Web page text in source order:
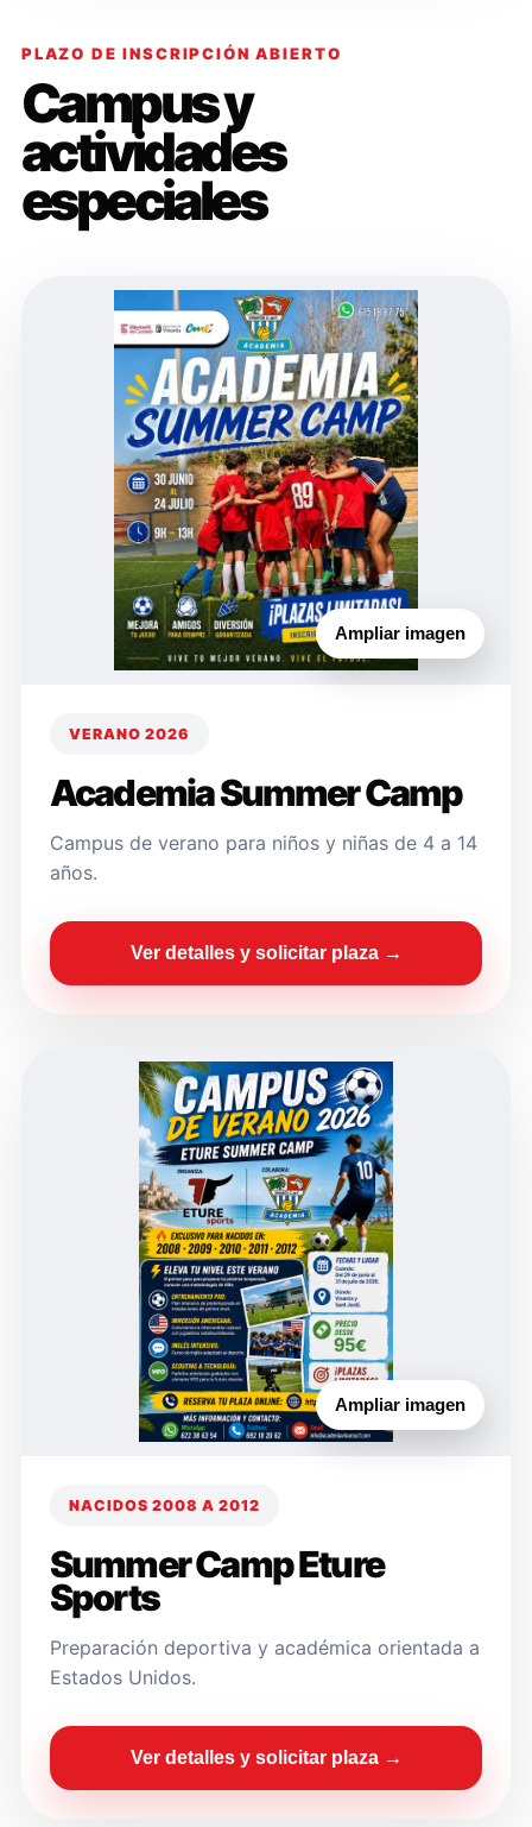
PLAZO DE INSCRIPCIÓN ABIERTO
Campus y
actividades
especiales
Ampliar imagen
VERANO 2026
Academia Summer Camp
Campus de verano para niños y niñas de 4 a 14
años.
Ver detalles y solicitar plaza →
Ampliar imagen
NACIDOS 2008 A 2012
Summer Camp Eture
Sports
Preparación deportiva y académica orientada a
Estados Unidos.
Ver detalles y solicitar plaza →